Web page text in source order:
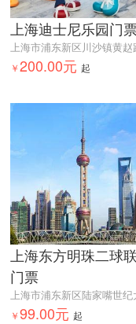
上海迪士尼乐园门
￥200.00元 起
上海东方明珠二球
门票
￥99.00元 起